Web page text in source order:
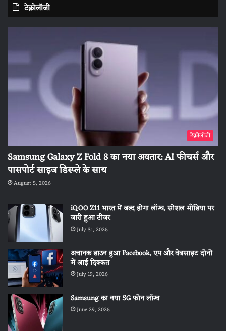
टेक्नोलॉजी
टेक्नोलॉजी
Samsung Galaxy Z Fold 8 का नया अवतार: AI फीचर्स और
पासपोर्ट साइज डिस्प्ले के साथ
August 5, 2026
iQOO Z11 भारत में जल्द होगा लॉन्च, सोशल मीडिया पर
जारी हुआ टीजर
July 31, 2026
अचानक डाउन हुआ Facebook, एप और वेबसाइट दोनों
में आई दिक्कत
July 19, 2026
Samsung का नया 5G फोन लॉन्च
June 29, 2026